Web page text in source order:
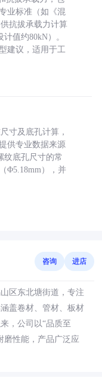
业标准（如《混
抗拔承载力计算
值约80kN）。
建议，适用于工
寸及底孔计算，
供专业数据来源
纹底孔尺寸的常
Φ5.18mm），并
咨询 进店
区东北塘街道，专注
盖卷材、管材、板材
，公司以“品质至
磨性能，产品广泛应